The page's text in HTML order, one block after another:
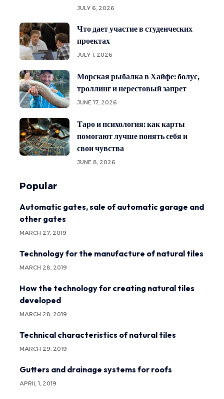
JULY 6, 2026
Что дает участие в студенческих
проектах
JULY 1, 2026
Морская рыбалка в Хайфе: болус,
троллинг и нерестовый запрет
JUNE 17, 2026
Таро и психология: как карты
помогают лучше понять себя и
свои чувства
JUNE 8, 2026
Popular
Automatic gates, sale of automatic garage and
other gates
MARCH 27, 2019
Technology for the manufacture of natural tiles
MARCH 28, 2019
How the technology for creating natural tiles
developed
MARCH 28, 2019
Technical characteristics of natural tiles
MARCH 29, 2019
Gutters and drainage systems for roofs
APRIL 1, 2019